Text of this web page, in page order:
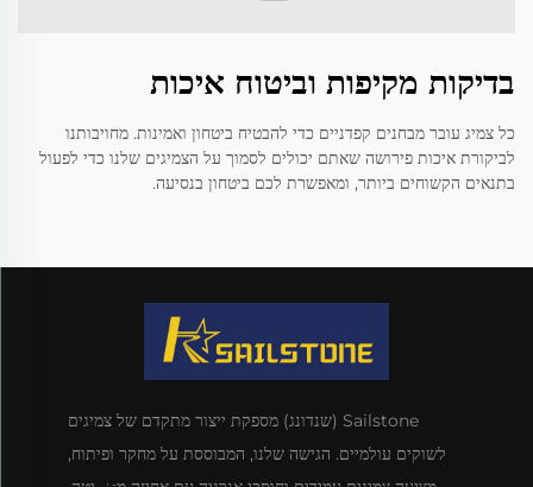
בדיקות מקיפות וביטוח איכות
כל צמיג עובר מבחנים קפדניים כדי להבטיח ביטחון ואמינות. מחויבותנו
לביקורת איכות פירושה שאתם יכולים לסמוך על הצמיגים שלנו כדי לפעול
בתנאים הקשוחים ביותר, ומאפשרת לכם ביטחון בנסיעה.
Sailstone (שנדונג) מספקת ייצור מתקדם של צמיגים
לשוקים עולמיים. הגישה שלנו, המבוססת על מחקר ופיתוח,